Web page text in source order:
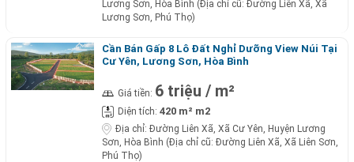
Lương Sơn, Hòa Bình (Địa chỉ cũ: Đường Liên Xã, Xã
Lương Sơn, Phú Thọ)
Cần Bán Gấp 8 Lô Đất Nghỉ Dưỡng View Núi Tại
Cư Yên, Lương Sơn, Hòa Bình
Giá tiền: 6 triệu / m²
Diện tích: 420 m² m2
Địa chỉ: Đường Liên Xã, Xã Cư Yên, Huyện Lương
Sơn, Hòa Bình (Địa chỉ cũ: Đường Liên Xã, Xã Liên Sơn,
Phú Thọ)